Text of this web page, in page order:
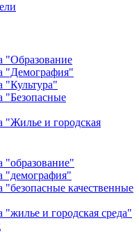
"Образование
"Демография"
"Культура"
"Безопасные
"Жилье и городская
"образование"
"демография"
"безопасные качественные
"жилье и городская среда"